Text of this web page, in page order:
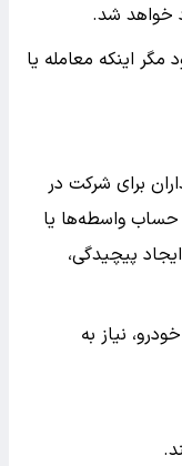
خواهد شد.
اینکه معامله یا
برای شرکت در
حساب واسطه‌ها یا
پیچیدگی،
نیاز به